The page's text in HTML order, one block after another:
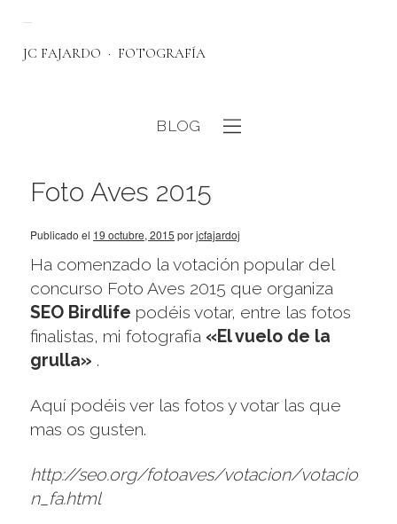
JC FAJARDO FOTOGRAFÍA
BLOG
Foto Aves 2015
Publicado el 19 octubre, 2015 porjcfajardoj
Ha comenzado la votación popular del
concurso Foto Aves 2015 que organiza
SEO Birdlife podéis votar, entre las fotos
finalistas, mi fotografía «El vuelo de la
grulla» .
Aquí podéis ver las fotos y votar las que
mas os gusten.
http://seo.org/fotoaves/votacion/votacio
n_fa.html